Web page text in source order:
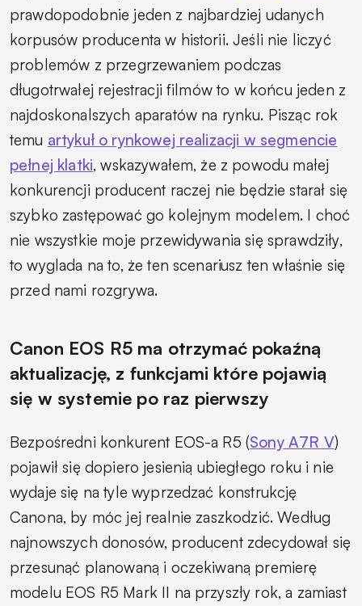
prawdopodobnie jeden z najbardziej udanych
korpusów producenta w historii. Jeśli nie liczyć
problemów z przegrzewaniem podczas
długotrwałej rejestracji filmów to w końcu jeden z
najdoskonalszych aparatów na rynku. Pisząc rok
temu artykuł o rynkowej realizacji w segmencie
pełnej klatki, wskazywałem, że z powodu małej
konkurencji producent raczej nie będzie starał się
szybko zastępować go kolejnym modelem. I choć
nie wszystkie moje przewidywania się sprawdziły,
to wyglada na to, że ten scenariusz ten właśnie się
przed nami rozgrywa.
Canon EOS R5 ma otrzymać pokaźną
aktualizację, z funkcjami które pojawią
się w systemie po raz pierwszy
Bezpośredni konkurent EOS-a R5 (Sony A7R V)
pojawił się dopiero jesienią ubiegłego roku i nie
wydaje się na tyle wyprzedzać konstrukcję
Canona, by móc jej realnie zaszkodzić. Według
najnowszych donosów, producent zdecydował się
przesunąć planowaną i oczekiwaną premierę
modelu EOS R5 Mark II na przyszły rok, a zamiast